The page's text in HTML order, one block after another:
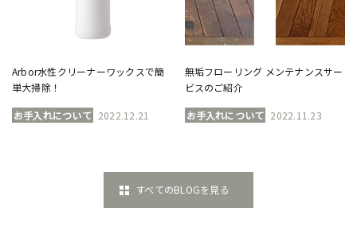
Arbor水性クリーナーワックスで簡
単大掃除！
お手入れについて 2022.12.21
無垢フローリング メンテナンスサー
ビスのご紹介
お手入れについて 2022.11.23
すべてのBLOGを見る